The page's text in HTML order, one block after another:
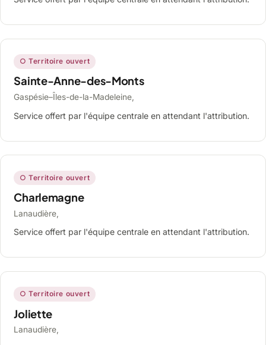
○ Territoire ouvert
Sainte-Anne-des-Monts
Gaspésie–Îles-de-la-Madeleine,
Service offert par l'équipe centrale en attendant l'attribution.
○ Territoire ouvert
Charlemagne
Lanaudière,
Service offert par l'équipe centrale en attendant l'attribution.
○ Territoire ouvert
Joliette
Lanaudière,